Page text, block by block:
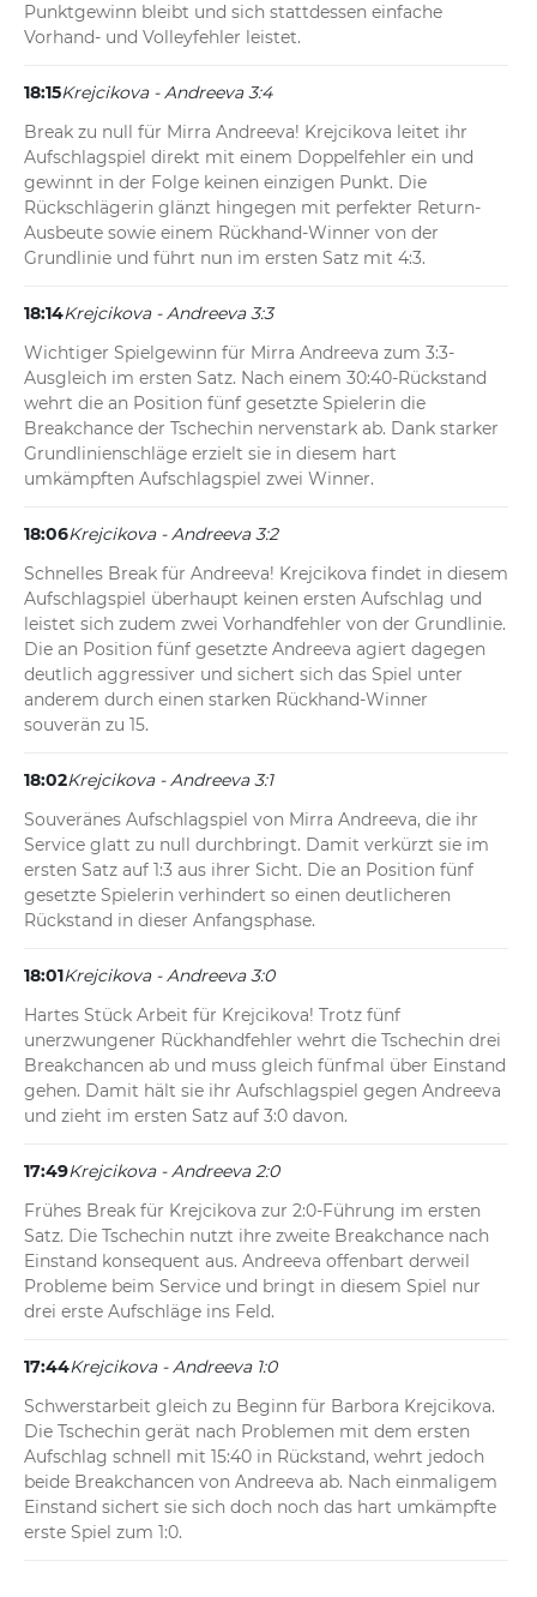
Punktgewinn bleibt und sich stattdessen einfache
Vorhand- und Volleyfehler leistet.
18:15Krejcikova - Andreeva 3:4
Break zu null für Mirra Andreeva! Krejcikova leitet ihr
Aufschlagspiel direkt mit einem Doppelfehler ein und
gewinnt in der Folge keinen einzigen Punkt. Die
Rückschlägerin glänzt hingegen mit perfekter Return-
Ausbeute sowie einem Rückhand-Winner von der
Grundlinie und führt nun im ersten Satz mit 4:3.
18:14Krejcikova - Andreeva 3:3
Wichtiger Spielgewinn für Mirra Andreeva zum 3:3-
Ausgleich im ersten Satz. Nach einem 30:40-Rückstand
wehrt die an Position fünf gesetzte Spielerin die
Breakchance der Tschechin nervenstark ab. Dank starker
Grundlinienschläge erzielt sie in diesem hart
umkämpften Aufschlagspiel zwei Winner.
18:06Krejcikova - Andreeva 3:2
Schnelles Break für Andreeva! Krejcikova findet in diesem
Aufschlagspiel überhaupt keinen ersten Aufschlag und
leistet sich zudem zwei Vorhandfehler von der Grundlinie.
Die an Position fünf gesetzte Andreeva agiert dagegen
deutlich aggressiver und sichert sich das Spiel unter
anderem durch einen starken Rückhand-Winner
souverän zu 15.
18:02Krejcikova - Andreeva 3:1
Souveränes Aufschlagspiel von Mirra Andreeva, die ihr
Service glatt zu null durchbringt. Damit verkürzt sie im
ersten Satz auf 1:3 aus ihrer Sicht. Die an Position fünf
gesetzte Spielerin verhindert so einen deutlicheren
Rückstand in dieser Anfangsphase.
18:01Krejcikova - Andreeva 3:0
Hartes Stück Arbeit für Krejcikova! Trotz fünf
unerzwungener Rückhandfehler wehrt die Tschechin drei
Breakchancen ab und muss gleich fünfmal über Einstand
gehen. Damit hält sie ihr Aufschlagspiel gegen Andreeva
und zieht im ersten Satz auf 3:0 davon.
17:49Krejcikova - Andreeva 2:0
Frühes Break für Krejcikova zur 2:0-Führung im ersten
Satz. Die Tschechin nutzt ihre zweite Breakchance nach
Einstand konsequent aus. Andreeva offenbart derweil
Probleme beim Service und bringt in diesem Spiel nur
drei erste Aufschläge ins Feld.
17:44Krejcikova - Andreeva 1:0
Schwerstarbeit gleich zu Beginn für Barbora Krejcikova.
Die Tschechin gerät nach Problemen mit dem ersten
Aufschlag schnell mit 15:40 in Rückstand, wehrt jedoch
beide Breakchancen von Andreeva ab. Nach einmaligem
Einstand sichert sie sich doch noch das hart umkämpfte
erste Spiel zum 1:0.